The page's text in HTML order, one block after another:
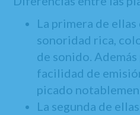
La primera de ellas
sonoridad rica,
de sonido.
facilidad de
picado
La segunda de